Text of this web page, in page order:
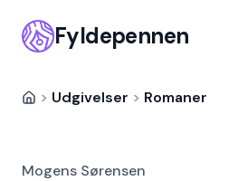
Fyldepennen
> Udgivelser > Romaner
Mogens Sørensen